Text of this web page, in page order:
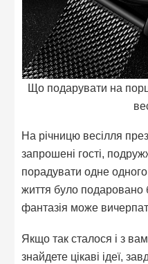
Що подарувати на
На річницю весілля
запрошені гості,
порадувати одне
життя було подаровано
фантазія може
Якщо так сталося і з
знайдете цікаві ідеї,